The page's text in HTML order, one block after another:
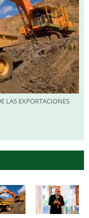
LAS EXPORTACIONES